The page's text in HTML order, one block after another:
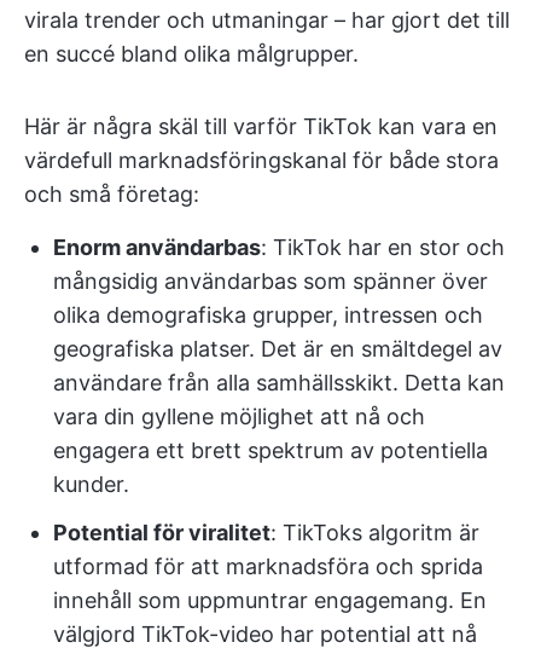
virala trender och utmaningar – har gjort det till
en succé bland olika målgrupper.
Här är några skäl till varför TikTok kan vara en
värdefull marknadsföringskanal för både stora
och små företag:
Enorm användarbas: TikTok har en stor och
mångsidig användarbas som spänner över
olika demografiska grupper, intressen och
geografiska platser. Det är en smältdegel av
användare från alla samhällsskikt. Detta kan
vara din gyllene möjlighet att nå och
engagera ett brett spektrum av potentiella
kunder.
Potential för viralitet: TikToks algoritm är
utformad för att marknadsföra och sprida
innehåll som uppmuntrar engagemang. En
välgjord TikTok-video har potential att nå